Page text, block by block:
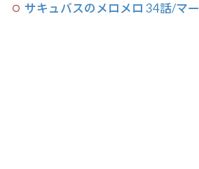
サキュバスのメロメロ 34話/マー